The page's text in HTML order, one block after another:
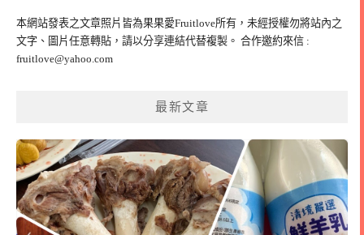
字:
本網站發表之文章照片皆為果果愛Fruitlove所有，未經授權勿將站內之
文字、圖片任意轉貼，請以分享連結代替複製。 合作邀約來信 :
fruitlove@yahoo.com
最新文章